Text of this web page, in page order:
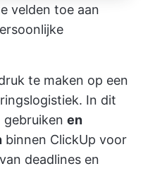
velden toe aan
te maken op een
In dit
gebruiken en
binnen ClickUp voor
deadlines en